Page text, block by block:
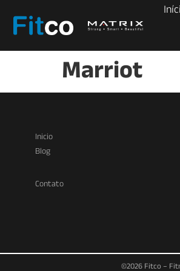
Marriot
Inicio
Blog
Contato
©2026 Fitco –